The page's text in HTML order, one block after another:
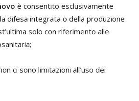
è consentito esclusivamente
difesa integrata o della produzione
solo con riferimento alle
ci sono limitazioni all’uso dei